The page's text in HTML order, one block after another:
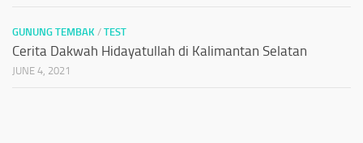
GUNUNG TEMBAK / TEST
Cerita Dakwah Hidayatullah di Kalimantan Selatan
JUNE 4, 2021